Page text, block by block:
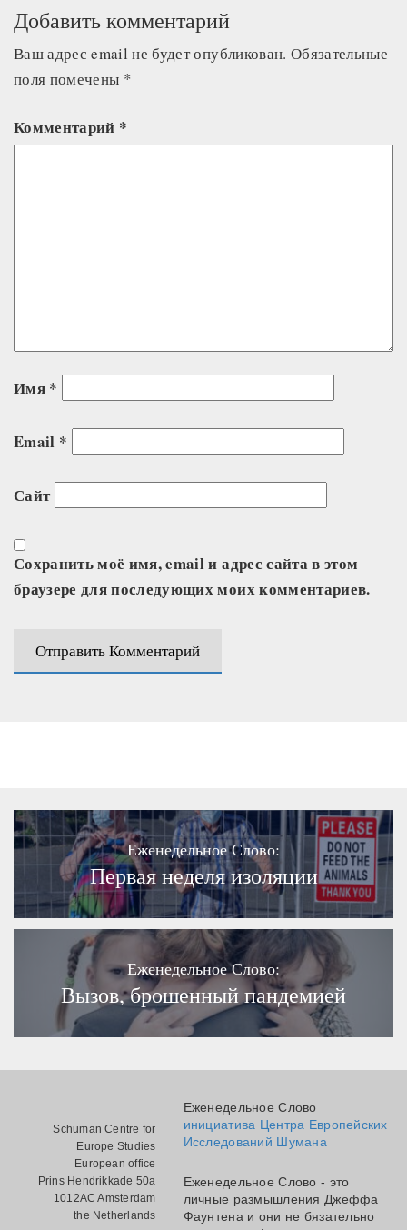
Добавить комментарий
Ваш адрес email не будет опубликован. Обязательные
поля помечены *
Комментарий *
Имя *
Email *
Сайт
Сохранить моё имя, email и адрес сайта в этом
браузере для последующих моих комментариев.
Еженедельное Слово:
Первая неделя изоляции
Еженедельное Слово:
Вызов, брошенный пандемией
Schuman Centre for
Europe Studies
European office
Prins Hendrikkade 50a
1012AC Amsterdam
the Netherlands
Еженедельное Слово
инициатива Центра Европейских
Исследований Шумана
Еженедельное Слово - это
личные размышления Джеффа
Фаунтена и они не бязательно